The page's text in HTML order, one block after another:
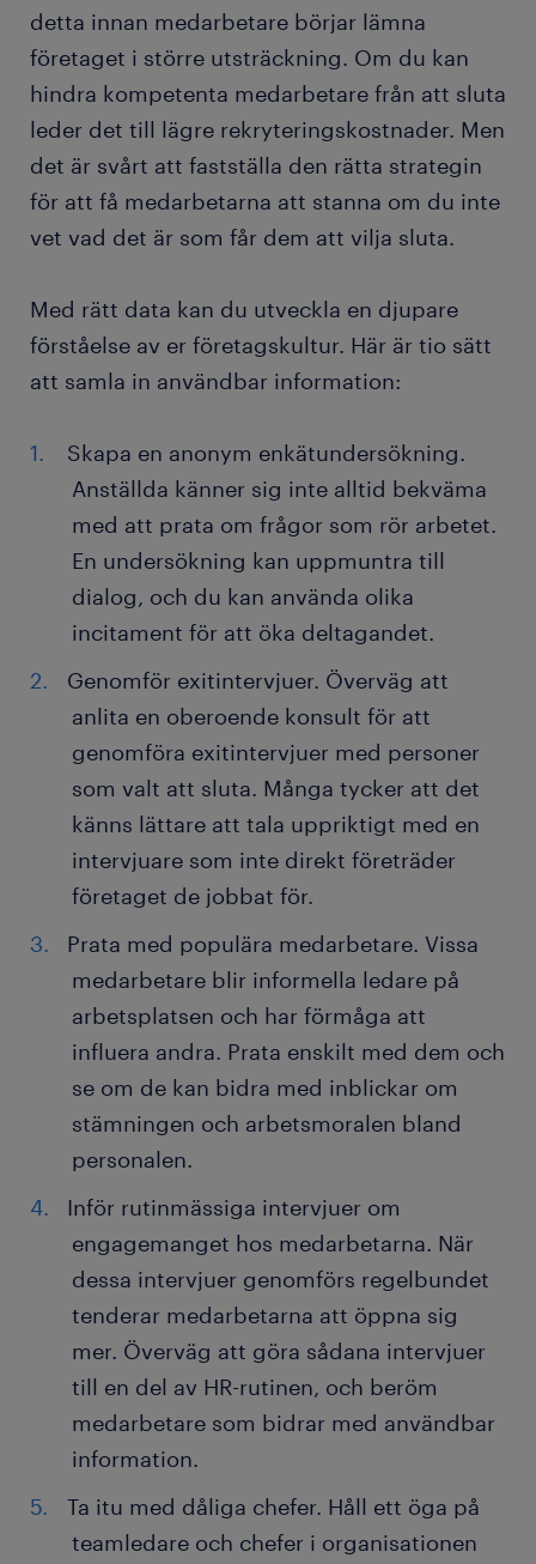
detta innan medarbetare börjar lämna
företaget i större utsträckning. Om du kan
hindra kompetenta medarbetare från att sluta
leder det till lägre rekryteringskostnader. Men
det är svårt att fastställa den rätta strategin
för att få medarbetarna att stanna om du inte
vet vad det är som får dem att vilja sluta.
Med rätt data kan du utveckla en djupare
förståelse av er företagskultur. Här är tio sätt
att samla in användbar information:
Skapa en anonym enkätundersökning.
Anställda känner sig inte alltid bekväma
med att prata om frågor som rör arbetet.
En undersökning kan uppmuntra till
dialog, och du kan använda olika
incitament för att öka deltagandet.
Genomför exitintervjuer. Överväg att
anlita en oberoende konsult för att
genomföra exitintervjuer med personer
som valt att sluta. Många tycker att det
känns lättare att tala uppriktigt med en
intervjuare som inte direkt företräder
företaget de jobbat för.
Prata med populära medarbetare. Vissa
medarbetare blir informella ledare på
arbetsplatsen och har förmåga att
influera andra. Prata enskilt med dem och
se om de kan bidra med inblickar om
stämningen och arbetsmoralen bland
personalen.
Inför rutinmässiga intervjuer om
engagemanget hos medarbetarna. När
dessa intervjuer genomförs regelbundet
tenderar medarbetarna att öppna sig
mer. Överväg att göra sådana intervjuer
till en del av HR-rutinen, och beröm
medarbetare som bidrar med användbar
information.
Ta itu med dåliga chefer. Håll ett öga på
teamledare och chefer i organisationen